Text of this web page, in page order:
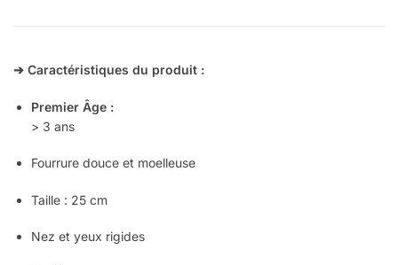
➔ Caractéristiques du produit :
Premier Âge :
> 3 ans
Fourrure douce et moelleuse
Taille : 25 cm
Nez et yeux rigides